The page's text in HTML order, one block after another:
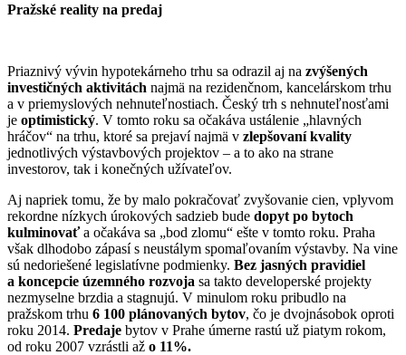
Pražské reality na predaj
Priaznivý vývin hypotekárneho trhu sa odrazil aj na zvýšených
investičných aktivitách najmä na rezidenčnom, kancelárskom trhu
a v priemyslových nehnuteľnostiach. Český trh s nehnuteľnosťami
je optimistický. V tomto roku sa očakáva ustálenie „hlavných
hráčov“ na trhu, ktoré sa prejaví najmä v zlepšovaní kvality
jednotlivých výstavbových projektov – a to ako na strane
investorov, tak i konečných užívateľov.
Aj napriek tomu, že by malo pokračovať zvyšovanie cien, vplyvom
rekordne nízkych úrokových sadzieb bude dopyt po bytoch
kulminovaťa očakáva sa „bod zlomu“ ešte v tomto roku. Praha
však dlhodobo zápasí s neustálym spomaľovaním výstavby. Na vine
sú nedoriešené legislatívne podmienky. Bez jasných pravidiel
a koncepcie územného rozvoja sa takto developerské projekty
nezmyselne brzdia a stagnujú. V minulom roku pribudlo na
pražskom trhu 6 100 plánovaných bytov, čo je dvojnásobok oproti
roku 2014. Predaje bytov v Prahe úmerne rastú už piatym rokom,
od roku 2007 vzrástli až o 11%.